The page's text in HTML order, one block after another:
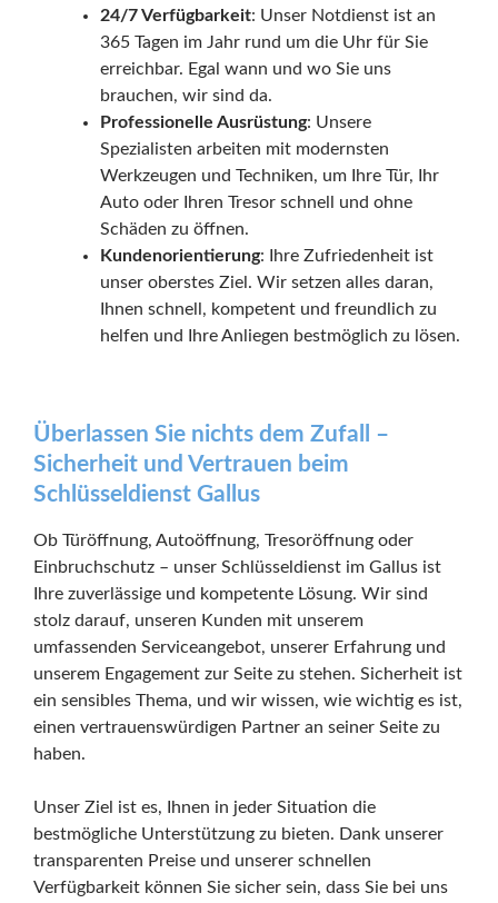
24/7 Verfügbarkeit: Unser Notdienst ist an
365 Tagen im Jahr rund um die Uhr für Sie
erreichbar. Egal wann und wo Sie uns
brauchen, wir sind da.
Professionelle Ausrüstung: Unsere
Spezialisten arbeiten mit modernsten
Werkzeugen und Techniken, um Ihre Tür, Ihr
Auto oder Ihren Tresor schnell und ohne
Schäden zu öffnen.
Kundenorientierung: Ihre Zufriedenheit ist
unser oberstes Ziel. Wir setzen alles daran,
Ihnen schnell, kompetent und freundlich zu
helfen und Ihre Anliegen bestmöglich zu lösen.
Überlassen Sie nichts dem Zufall –
Sicherheit und Vertrauen beim
Schlüsseldienst Gallus
Ob Türöffnung, Autoöffnung, Tresoröffnung oder
Einbruchschutz – unser Schlüsseldienst im Gallus ist
Ihre zuverlässige und kompetente Lösung. Wir sind
stolz darauf, unseren Kunden mit unserem
umfassenden Serviceangebot, unserer Erfahrung und
unserem Engagement zur Seite zu stehen. Sicherheit ist
ein sensibles Thema, und wir wissen, wie wichtig es ist,
einen vertrauenswürdigen Partner an seiner Seite zu
haben.
Unser Ziel ist es, Ihnen in jeder Situation die
bestmögliche Unterstützung zu bieten. Dank unserer
transparenten Preise und unserer schnellen
Verfügbarkeit können Sie sicher sein, dass Sie bei uns